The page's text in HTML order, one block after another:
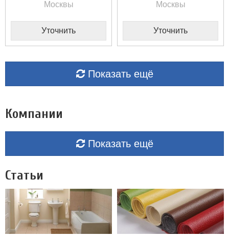
Москвы
Уточнить
Москвы
Уточнить
Показать ещё
Компании
Показать ещё
Статьи